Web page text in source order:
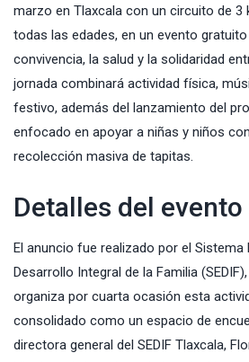
marzo en Tlaxcala con un circuito de
todas las edades, en un evento
convivencia, la salud y la solidaridad
jornada combinará actividad física,
festivo, además del lanzamiento del
enfocado en apoyar a niñas y niños
recolección masiva de tapitas.
Detalles del
El anuncio fue realizado por el Sistema
Desarrollo Integral de la Familia
organiza por cuarta ocasión esta
consolidado como un espacio de
directora general del SEDIF Tlaxcala,